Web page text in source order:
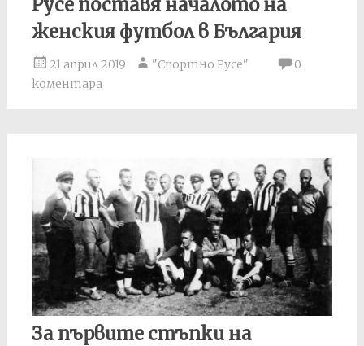
Русе поставя началото на
женския футбол в България
21 април 2019 "Спортно Русе"
0
коментара
За първите стъпки на